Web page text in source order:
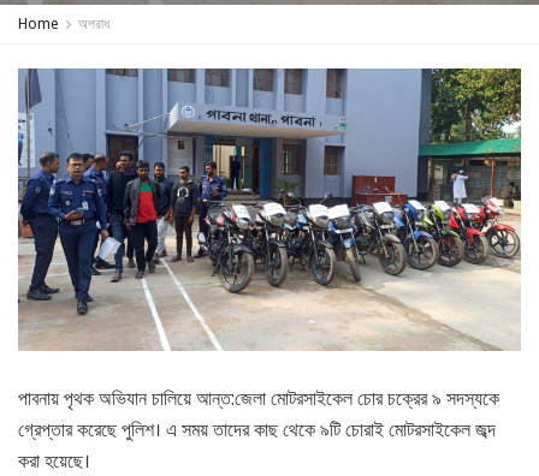
Home অপরাধ
পাবনায় পৃথক অভিযান চালিয়ে আন্ত:জেলা মোটরসাইকেল চোর চক্রের ৯ সদস্যকে
গ্রেপ্তার করেছে পুলিশ। এ সময় তাদের কাছ থেকে ৯টি চোরাই মোটরসাইকেল জব্দ
করা হয়েছে।